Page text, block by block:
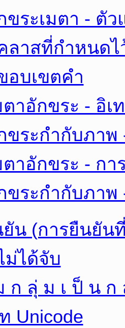
ขระเมตา - ตั
ลาสที่กําหนดไ
อบเขตคํา
ตาอักขระ - อิเ
ขระกํากับภาพ
ตาอักขระ - ก
ขระกำกับภาพ
ยัน (การยืนยัน
ม่ได้จับ
ก ลุ่ ม เ ป็ น ก
Unicode